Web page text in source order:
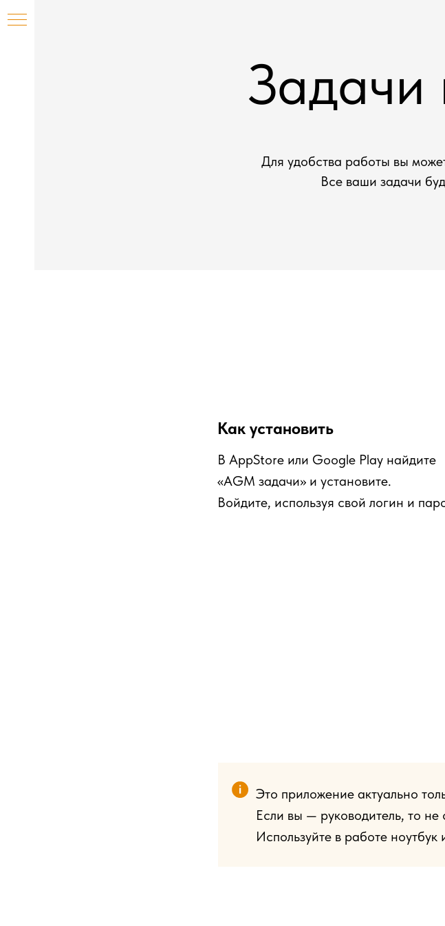
Задачи
Для удобства работы вы
Все ваши задачи
В AppStore или Google Play найдите
«AGM задачи» и установите.
Войдите, используя свой логин и
Как установить
Это приложение актуально
Если вы — руководитель, то
Используйте в работе